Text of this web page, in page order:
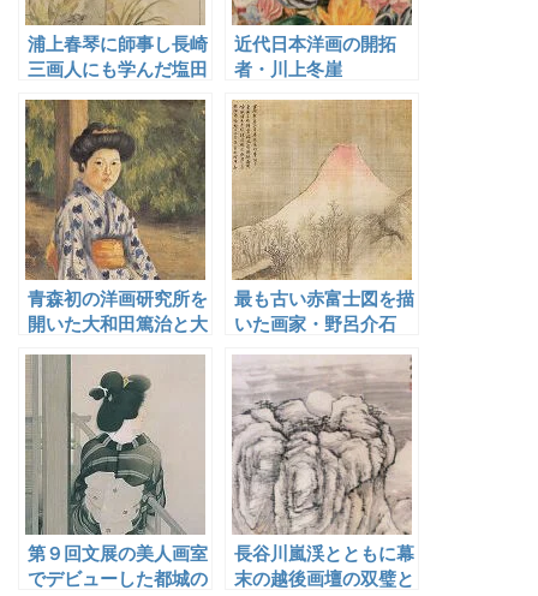
浦上春琴に師事し長崎
三画人にも学んだ塩田
牛渚
近代日本洋画の開拓
者・川上冬崖
青森初の洋画研究所を
開いた大和田篤治と大
川亮
最も古い赤富士図を描
いた画家・野呂介石
第９回文展の美人画室
でデビューした都城の
長谷川嵐渓とともに幕
末の越後画壇の双璧と